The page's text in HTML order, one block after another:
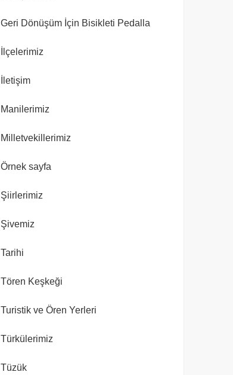
Geri Dönüşüm İçin Bisikleti Pedalla
İlçelerimiz
İletişim
Manilerimiz
Milletvekillerimiz
Örnek sayfa
Şiirlerimiz
Şivemiz
Tarihi
Tören Keşkeği
Turistik ve Ören Yerleri
Türkülerimiz
Tüzük